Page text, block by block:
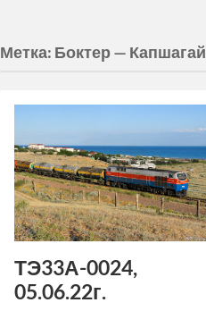
Метка: Боктер — Капшагай
ТЭ33А-0024,
05.06.22г.